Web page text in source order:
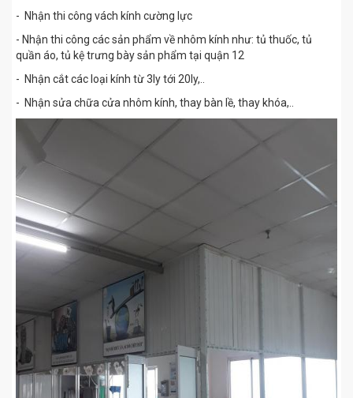
- Nhận thi công vách kính cường lực
- Nhận thi công các sản phẩm về nhôm kính như: tủ thuốc, tủ
quần áo, tủ kệ trưng bày sản phẩm tại quận 12
- Nhận cắt các loại kính từ 3ly tới 20ly,..
- Nhận sửa chữa cửa nhôm kính, thay bàn lề, thay khóa,..